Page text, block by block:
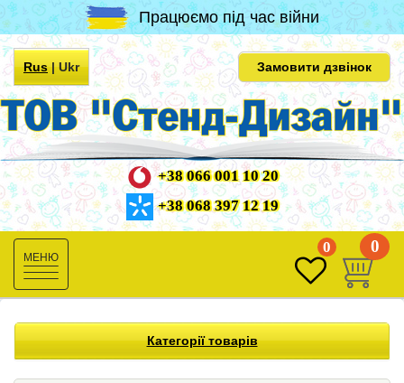
Працюємо під час війни
Rus|Ukr Замовити дзвінок
+38 066 001 10 20
+38 068 397 12 19
Toggle
navigation
0 0
Категорії товарів